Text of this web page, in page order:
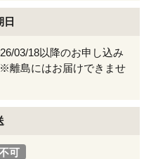
日
03/18以降のお申し込み
離島にはお届けできませ
可